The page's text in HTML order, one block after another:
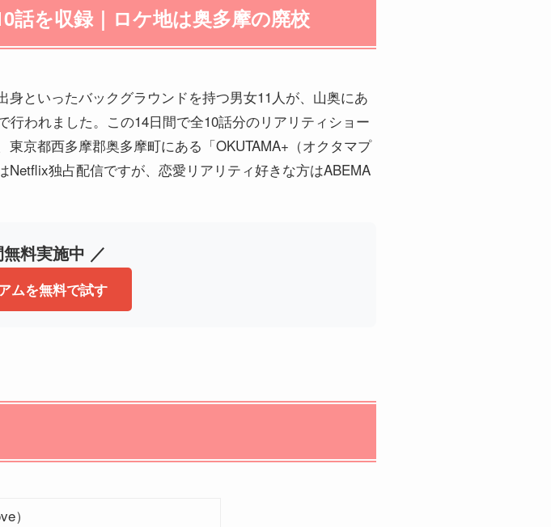
話を収録｜ロケ地は奥多摩の廃校
身といったバックグラウンドを持つ男女11人が、山奥にあ
われました。この14日間で全10話分のリアリティショー
京都西多摩郡奥多摩町にある「OKUTAMA+（オクタマプ
独占配信ですが、恋愛リアリティ好きな方はABEMA
料実施中 ／
ムを無料で試す
）